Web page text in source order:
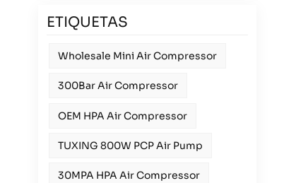
ETIQUETAS
Wholesale Mini Air Compressor
300Bar Air Compressor
OEM HPA Air Compressor
TUXING 800W PCP Air Pump
30MPA HPA Air Compressor